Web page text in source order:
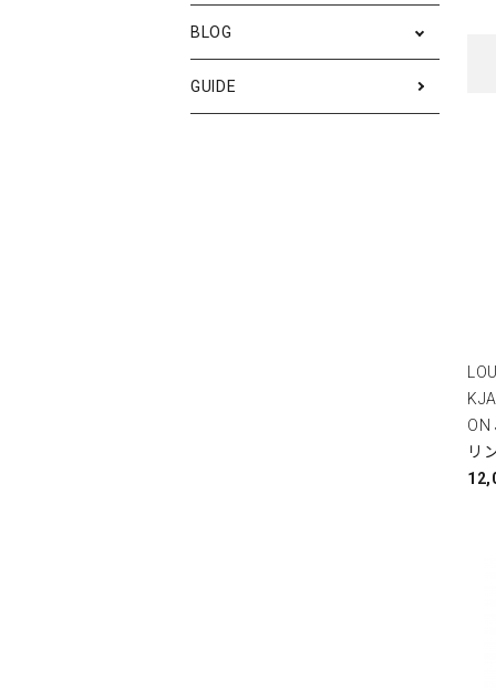
メンズファッション
RESTOCK / 再入荷
ON
リ
BLOG
GUIDE